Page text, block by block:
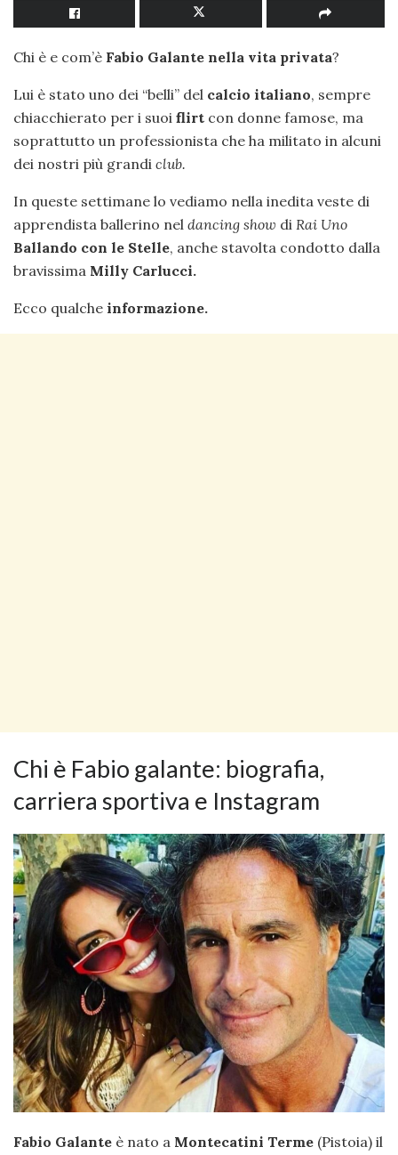
Chi è e com’è Fabio Galante nella vita privata?
Lui è stato uno dei “belli” del calcio italiano, sempre
chiacchierato per i suoi flirt con donne famose, ma
soprattutto un professionista che ha militato in alcuni
dei nostri più grandi club.
In queste settimane lo vediamo nella inedita veste di
apprendista ballerino nel dancing show di Rai Uno
Ballando con le Stelle, anche stavolta condotto dalla
bravissima Milly Carlucci.
Ecco qualche informazione.
Chi è Fabio galante: biografia,
carriera sportiva e Instagram
Fabio Galante è nato a Montecatini Terme (Pistoia) il